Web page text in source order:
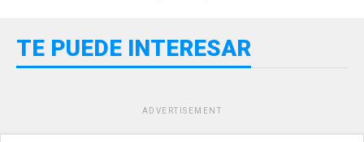
TE PUEDE INTERESAR
ADVERTISEMENT